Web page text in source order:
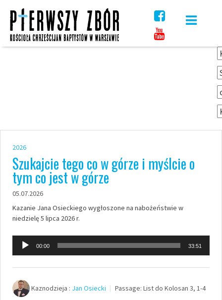
content
2026
Szukajcie tego co w górze i myślcie o
tym co jest w górze
05.07.2026
Kazanie Jana Osieckiego wygłoszone na nabożeństwie w
niedzielę 5 lipca 2026 r.
Odtwarzacz
plików
dźwiękowych
00:00 33:51
Kaznodzieja : Jan Osiecki Passage: List do Kolosan 3, 1-4